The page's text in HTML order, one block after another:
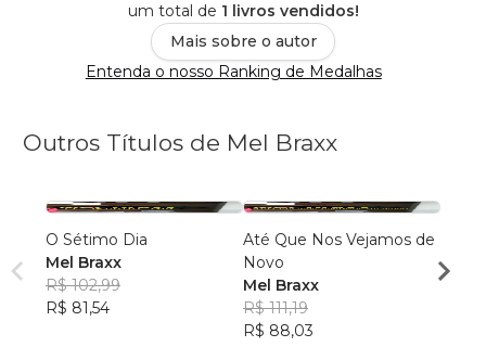
um total de 1 livros vendidos!
Mais sobre o autor
Entenda o nosso Ranking de Medalhas
Outros Títulos de Mel Braxx
O Sétimo Dia
Mel Braxx
R$ 102,99
R$ 81,54
Até Que Nos Vejamos de
Novo
Mel Braxx
R$ 111,19
R$ 88,03
Mel
R$